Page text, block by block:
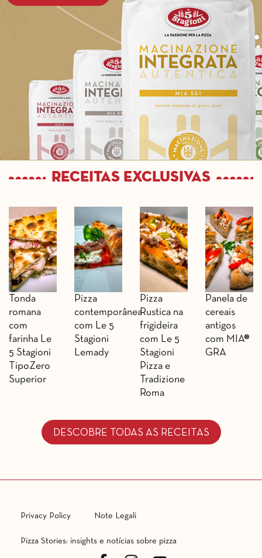
Receitas exclusivas
Tonda
romana
com
farinha Le
5 Stagioni
TipoZero
Superior
Pizza
contemporânea
com Le 5
Stagioni
Lemady
Pizza
Rustica na
frigideira
com Le 5
Stagioni
Pizza e
Tradizione
Roma
Panela de
cereais
antigos
com MIA®
GRA
DESCOBRE TODAS AS RECEITAS
Privacy Policy Note Legali
Pizza Stories: insights e notícias sobre pizza